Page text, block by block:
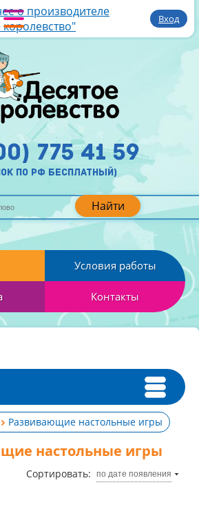
о производителе
королевство"
Вход
Найти
775 41 59
по рф бесплатный)
Условия работы
Контакты
Развивающие настольные игры
настольные игры
Сортировать: по дате появления